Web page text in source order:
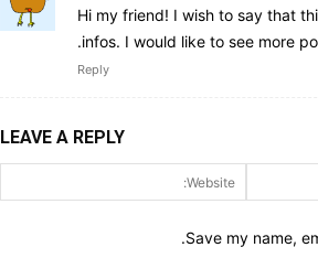
Hi my friend! I wish to say that
infos. I would like to see more
Reply
LEAVE A REPLY
Email:*
Save my name,